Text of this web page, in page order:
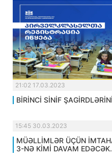
21:02 17.03.2023
BİRİNCİ SİNİF
15:45 30.03.2023
MÜƏLLİMLƏR ÜÇÜN
3-NƏ KİMİ DAVAM EDƏCƏK.